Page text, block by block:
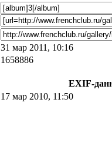
31 мар 2011, 10:16
1658886
EXIF-
17 мар 2010, 11:50